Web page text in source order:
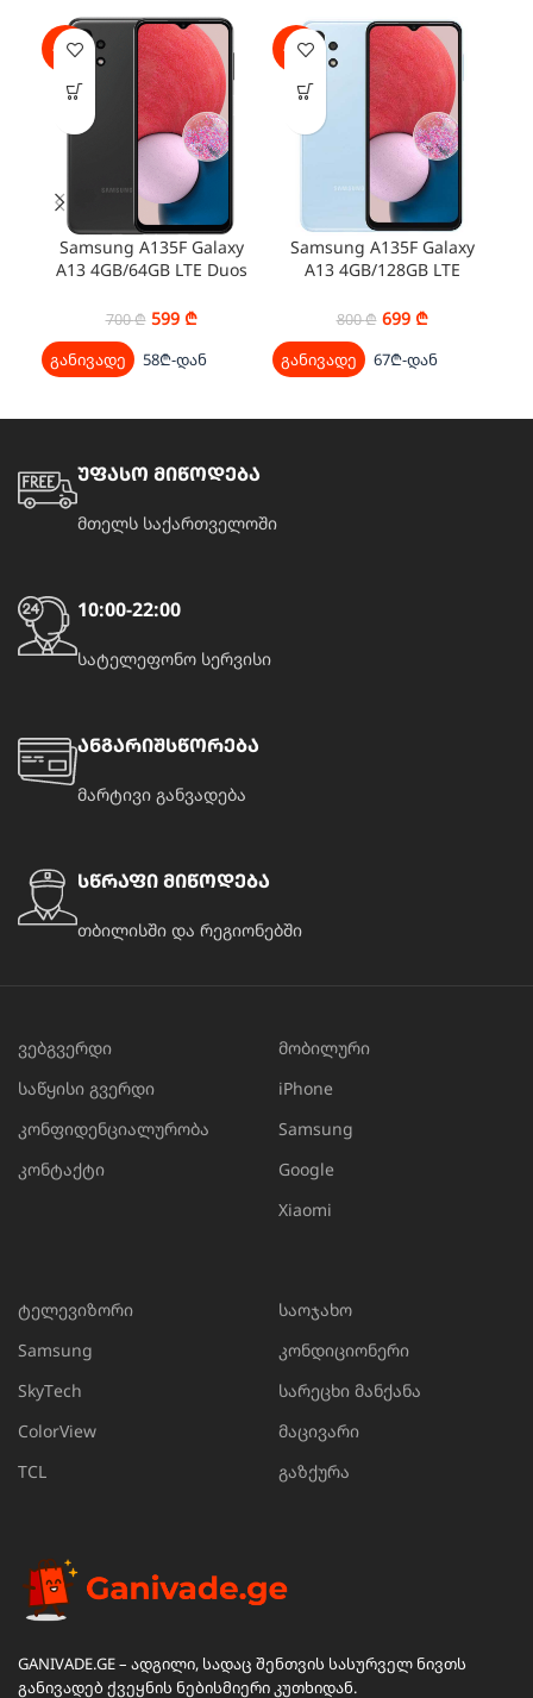
-14%
Samsung A135F Galaxy
A13 4GB/64GB LTE Duos
700₾ 599 ₾
განივადე 58₾-დან
-13%
Samsung A135F Galaxy
A13 4GB/128GB LTE
800₾ 699 ₾
განივადე 67₾-დან
უფასო მიწოდება
მთელს საქართველოში
10:00-22:00
სატელეფონო სერვისი
ანგარიშსწორება
მარტივი განვადება
სწრაფი მიწოდება
თბილისში და რეგიონებში
ვებგვერდი
საწყისი გვერდი
კონფიდენციალურობა
კონტაქტი
მობილური
iPhone
Samsung
Google
Xiaomi
ტელევიზორი
Samsung
SkyTech
ColorView
TCL
საოჯახო
კონდიციონერი
სარეცხი მანქანა
მაცივარი
გაზქურა
GANIVADE.GE – ადგილი, სადაც შენთვის სასურველ ნივთს
განივადებ ქვეყნის ნებისმიერი კუთხიდან.